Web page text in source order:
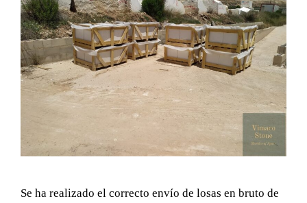
Se ha realizado el correcto envío de losas en bruto de